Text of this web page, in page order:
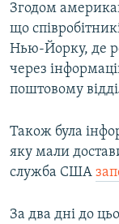
Згодом
що
Нью-Йорку, де
через
поштовому
Також була
яку мали
служба США
За два дні до